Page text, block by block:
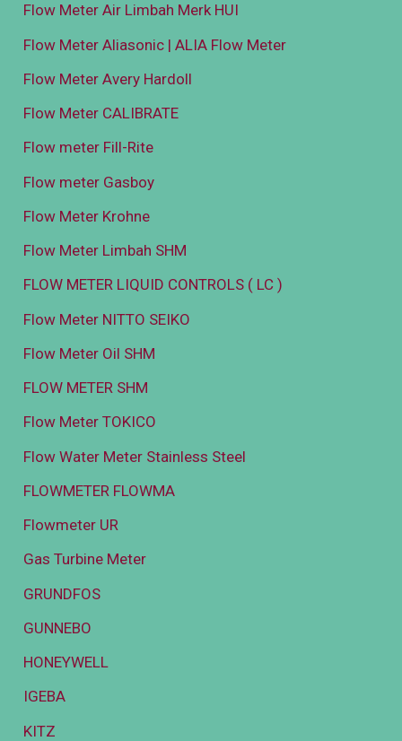
Flow Meter Air Limbah Merk HUI
Flow Meter Aliasonic | ALIA Flow Meter
Flow Meter Avery Hardoll
Flow Meter CALIBRATE
Flow meter Fill-Rite
Flow meter Gasboy
Flow Meter Krohne
Flow Meter Limbah SHM
FLOW METER LIQUID CONTROLS ( LC )
Flow Meter NITTO SEIKO
Flow Meter Oil SHM
FLOW METER SHM
Flow Meter TOKICO
Flow Water Meter Stainless Steel
FLOWMETER FLOWMA
Flowmeter UR
Gas Turbine Meter
GRUNDFOS
GUNNEBO
HONEYWELL
IGEBA
KITZ